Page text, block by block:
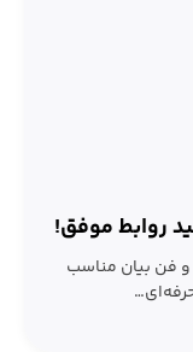
روابط موفق!
فن بیان مناسب